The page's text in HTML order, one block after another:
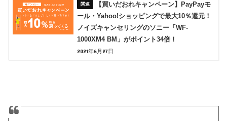
【買いだおれキャンペーン】PayPayモ
ール・Yahoo!ショッピングで最大10％還元！
ノイズキャンセリングのソニー「WF-
1000XM4 BM」がポイント34倍！
2021年6月27日